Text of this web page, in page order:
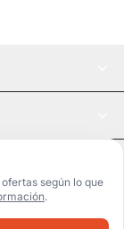
según lo que
.